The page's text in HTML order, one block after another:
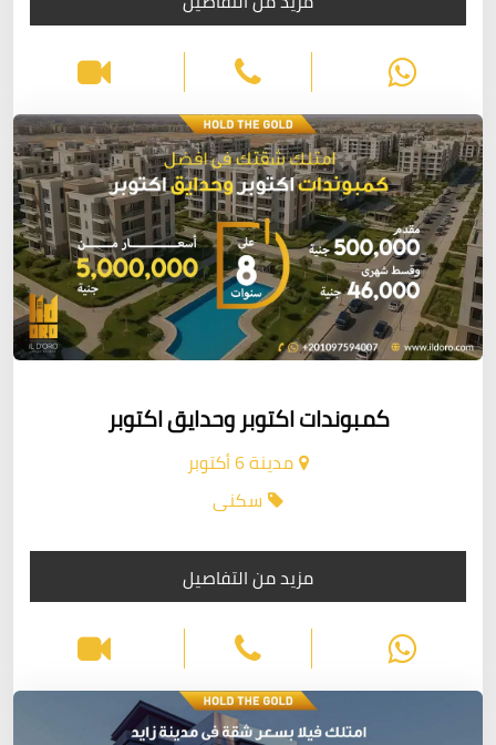
كمبوندات اكتوبر وحدايق اكتوبر
مدينة 6 أكتوبر
سكنى
مزيد من التفاصيل